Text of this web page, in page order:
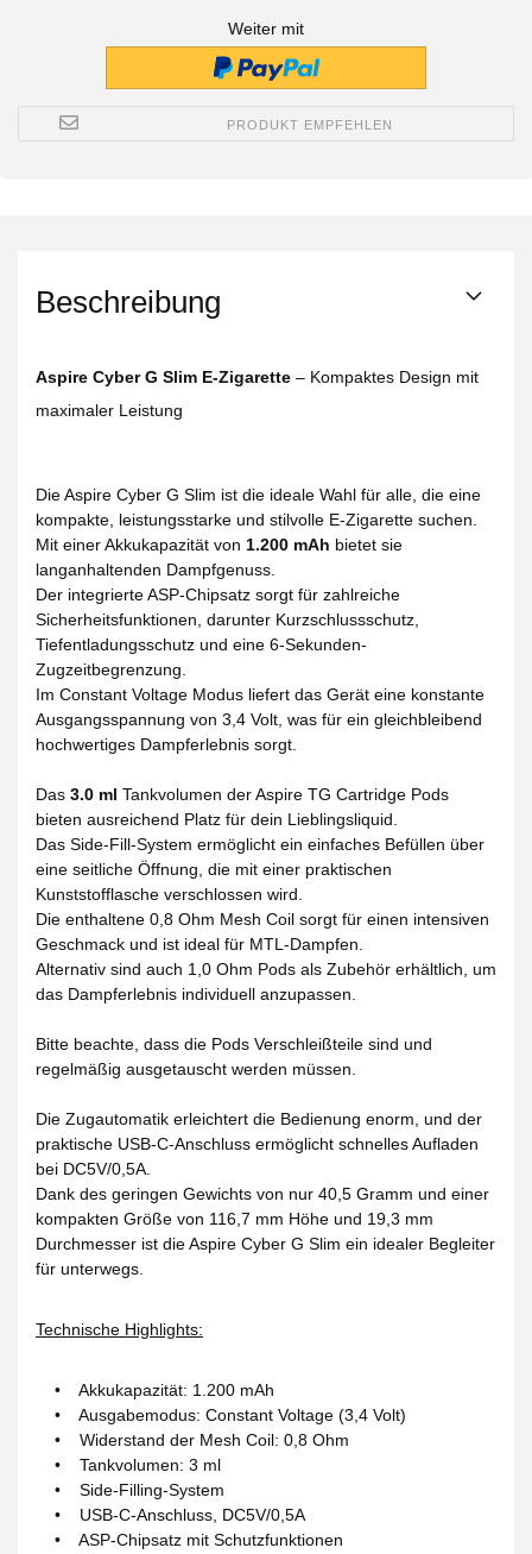
Weiter mit
PRODUKT EMPFEHLEN
Beschreibung
Aspire Cyber G Slim E-Zigarette – Kompaktes Design mit
maximaler Leistung
Die Aspire Cyber G Slim ist die ideale Wahl für alle, die eine
kompakte, leistungsstarke und stilvolle E-Zigarette suchen.
Mit einer Akkukapazität von 1.200 mAh bietet sie
langanhaltenden Dampfgenuss.
Der integrierte ASP-Chipsatz sorgt für zahlreiche
Sicherheitsfunktionen, darunter Kurzschlussschutz,
Tiefentladungsschutz und eine 6-Sekunden-
Zugzeitbegrenzung.
Im Constant Voltage Modus liefert das Gerät eine konstante
Ausgangsspannung von 3,4 Volt, was für ein gleichbleibend
hochwertiges Dampferlebnis sorgt.
Das 3.0 ml Tankvolumen der Aspire TG Cartridge Pods
bieten ausreichend Platz für dein Lieblingsliquid.
Das Side-Fill-System ermöglicht ein einfaches Befüllen über
eine seitliche Öffnung, die mit einer praktischen
Kunststofflasche verschlossen wird.
Die enthaltene 0,8 Ohm Mesh Coil sorgt für einen intensiven
Geschmack und ist ideal für MTL-Dampfen.
Alternativ sind auch 1,0 Ohm Pods als Zubehör erhältlich, um
das Dampferlebnis individuell anzupassen.
Bitte beachte, dass die Pods Verschleißteile sind und
regelmäßig ausgetauscht werden müssen.
Die Zugautomatik erleichtert die Bedienung enorm, und der
praktische USB-C-Anschluss ermöglicht schnelles Aufladen
bei DC5V/0,5A.
Dank des geringen Gewichts von nur 40,5 Gramm und einer
kompakten Größe von 116,7 mm Höhe und 19,3 mm
Durchmesser ist die Aspire Cyber G Slim ein idealer Begleiter
für unterwegs.
Technische Highlights:
• Akkukapazität: 1.200 mAh
• Ausgabemodus: Constant Voltage (3,4 Volt)
• Widerstand der Mesh Coil: 0,8 Ohm
• Tankvolumen: 3 ml
• Side-Filling-System
• USB-C-Anschluss, DC5V/0,5A
• ASP-Chipsatz mit Schutzfunktionen